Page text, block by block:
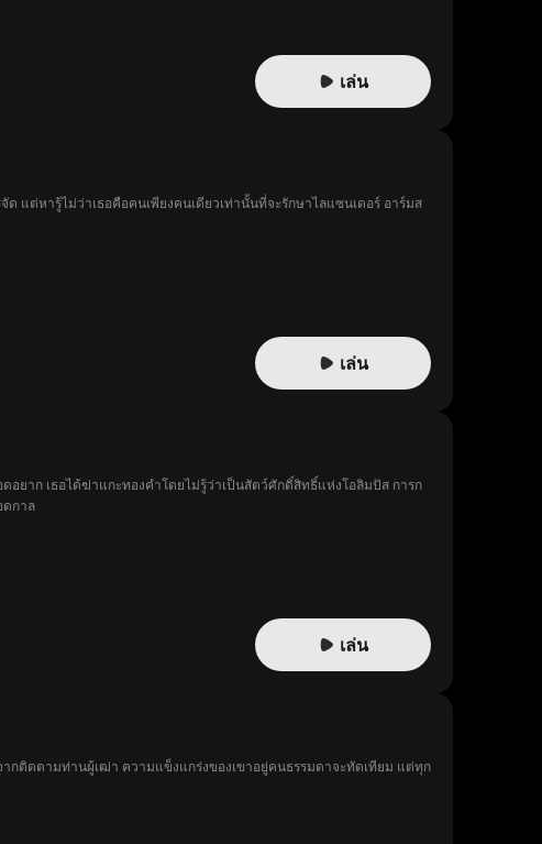
เล่น
แต่หารู้ไม่ว่าเธอคือคนเพียงคนเดียวเท่านั้นที่จะรักษาไลแซนเดอร์ อาร์มส
เล่น
อยาก เธอได้ฆ่าแกะทองคำโดยไม่รู้ว่าเป็นสัตว์ศักดิ์สิทธิ์แห่งโอลิมปัส การก
ดกาล
เล่น
กติดตามท่านผู้เฒ่า ความแข็งแกร่งของเขาอยู่คนธรรมดาจะทัดเทียม แต่ทุก